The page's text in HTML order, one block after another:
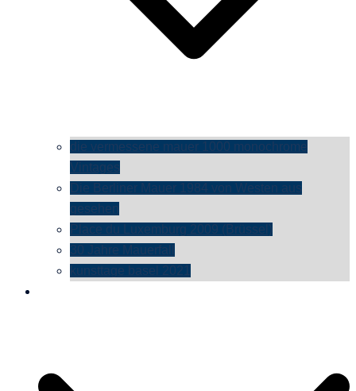
die vermessene mauer 1000 monochrome
Vintages
Die Berliner Mauer 1984 von Westen aus
gesehen
Place du Luxemburg 2009 (Brüssel)
30 Jahre Mauerfall
kunsttage basel 2021